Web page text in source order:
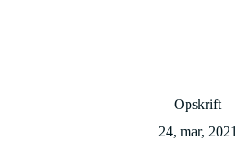
Opskrift
24, mar, 2021